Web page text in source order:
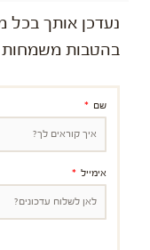
נעדכן אותך בכל
בהטבות משמחות
שם
אימייל